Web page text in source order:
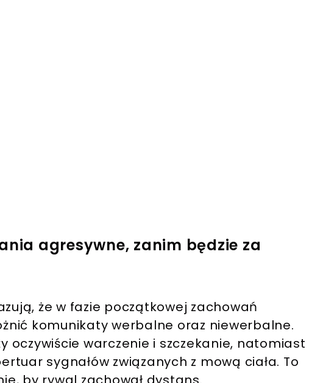
agresywne, zanim będzie za
że w fazie początkowej zachowań
komunikaty werbalne oraz niewerbalne.
oczywiście warczenie i szczekanie, natomiast
sygnałów związanych z mową ciała. To